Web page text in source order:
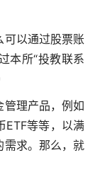
可以通过股票账
本所“投教联系
理产品，例如
ETF等等，以满
需求。那么，就